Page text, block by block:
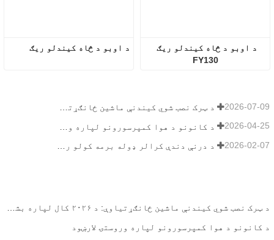
د اوبو د څاه کیندلو ریګ
FY130
د ټرک نصب شوي کیندنې ماشین ځانګړتیاوې: د ۲۰۲۶ کال لپاره بشپړ لارښود 2026-07-09
2026-04-25
2026-02-07
د ټرک نصب شوي کیندنې ماشین ځانګړتیاوې: د ۲۰۲۶ کال لپاره بشپړ لارښود
د کانونو د هوا کمپرسورونو لپاره وروستۍ لارښود